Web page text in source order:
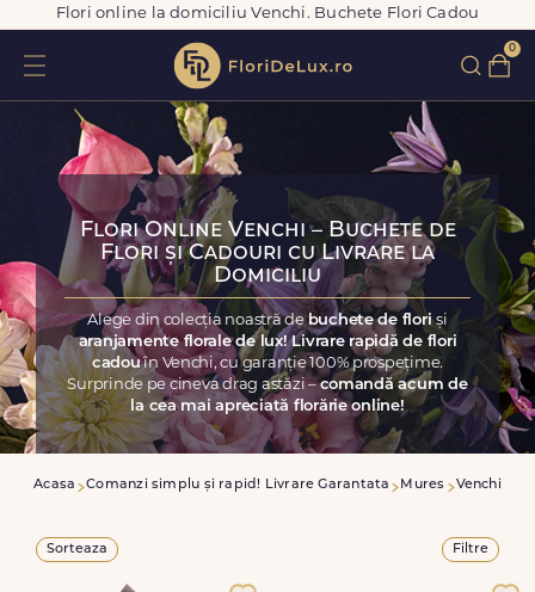
Flori online la domiciliu Venchi. Buchete Flori Cadou
0
Flori Online Venchi – Buchete de
Flori și Cadouri cu Livrare la
Domiciliu
Alege din colecția noastră de buchete de floriși
aranjamente florale de lux! Livrare rapidă de flori
cadouîn Venchi, cu garanție 100% prospețime.
Surprinde pe cineva drag astăzi –comandă acum de
la cea mai apreciată florărie online!
Acasa Comanzi simplu și rapid! Livrare Garantata Mures Venchi
Sorteaza Filtre